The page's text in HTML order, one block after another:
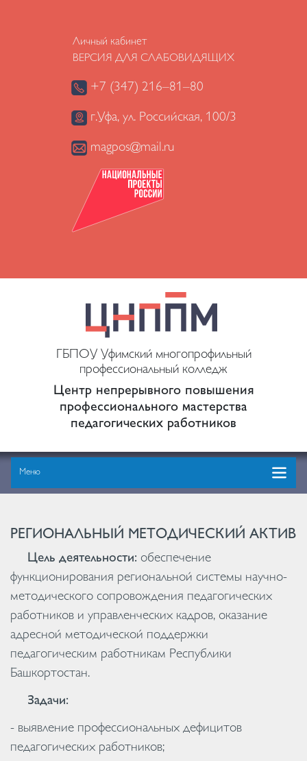
Личный кабинет
ВЕРСИЯ ДЛЯ СЛАБОВИДЯЩИХ
+7 (347) 216–81–80
г.Уфа, ул. Российская, 100/3
magpos@mail.ru
ГБПОУ Уфимский многопрофильный
профессиональный колледж
Центр непрерывного повышения
профессионального мастерства
педагогических работников
Меню
РЕГИОНАЛЬНЫЙ МЕТОДИЧЕСКИЙ АКТИВ
Цель деятельности: обеспечение
функционирования региональной системы научно-
методического сопровождения педагогических
работников и управленческих кадров, оказание
адресной методической поддержки
педагогическим работникам Республики
Башкортостан.
Задачи:
- выявление профессиональных дефицитов
педагогических работников;